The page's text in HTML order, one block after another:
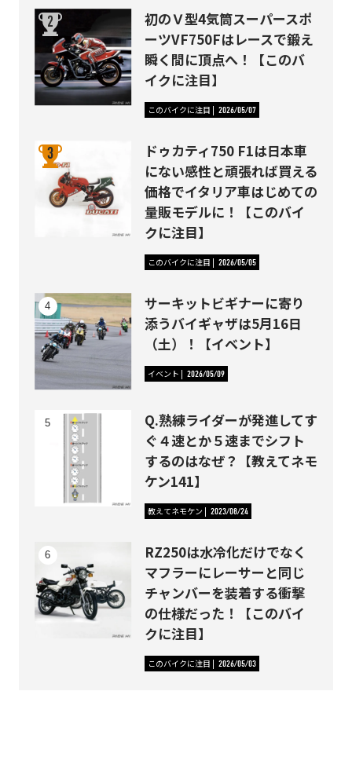
初のＶ型4気筒スーパースポ
ーツVF750Fはレースで鍛え
瞬く間に頂点へ！【このバ
イクに注目】
このバイクに注目 2026/05/07
ドゥカティ750 F1は日本車
にない感性と頑張れば買える
価格でイタリア車はじめての
量販モデルに！【このバイ
クに注目】
このバイクに注目 2026/05/05
サーキットビギナーに寄り
添うバイギャザは5月16日
（土）！【イベント】
イベント 2026/05/09
Q.熟練ライダーが発進してす
ぐ４速とか５速までシフト
するのはなぜ？【教えてネモ
ケン141】
教えてネモケン 2023/08/24
RZ250は水冷化だけでなく
マフラーにレーサーと同じ
チャンバーを装着する衝撃
の仕様だった！【このバイ
クに注目】
このバイクに注目 2026/05/03